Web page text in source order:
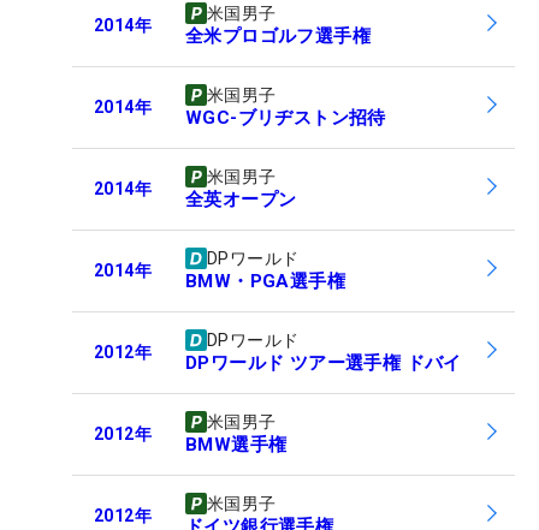
2014年
米国男子
全米プロゴルフ選手権
2014年
米国男子
WGC-ブリヂストン招待
2014年
米国男子
全英オープン
2014年
DPワールド
BMW・PGA選手権
2012年
DPワールド
DPワールド ツアー選手権 ドバイ
2012年
米国男子
BMW選手権
2012年
米国男子